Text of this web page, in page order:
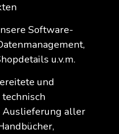
Software-
u.v.m.
und
Auslieferung aller